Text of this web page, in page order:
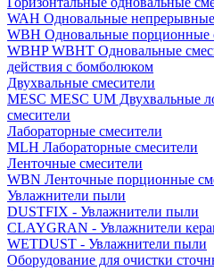
WAH Одновальные непрерывные
WBH Одновальные порционные
WBHP WBHT Одновальные
действия с бомболюком
Двухвальные смесители
MESC MESC UM Двухвальные
смесители
Лабораторные смесители
MLH Лабораторные смесители
Ленточные смесители
WBN Ленточные порционные
Увлажнители пыли
DUSTFIX - Увлажнители пыли
CLAYGRAN - Увлажнители
WETDUST - Увлажнители пыли
Оборудование для очистки